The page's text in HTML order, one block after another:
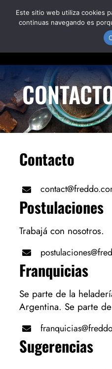
PRODUCTOS
DÓNDE ESTAMOS
NOSOTROS
Contacto
Postulaciones
Trabajá con nosotros.
Franquicias
Se parte de la
Argentina. Se parte
Sugerencias
Este sitio web utiliza cookies
continuas navegando es